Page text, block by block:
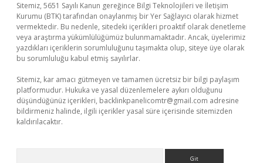
Sitemiz, 5651 Sayılı Kanun gereğince Bilgi Teknolojileri ve İletişim
Kurumu (BTK) tarafından onaylanmış bir Yer Sağlayıcı olarak hizmet
vermektedir. Bu nedenle, sitedeki içerikleri proaktif olarak denetleme
veya araştırma yükümlülüğümüz bulunmamaktadır. Ancak, üyelerimiz
yazdıkları içeriklerin sorumluluğunu taşımakta olup, siteye üye olarak
bu sorumluluğu kabul etmiş sayılırlar.
Sitemiz, kar amacı gütmeyen ve tamamen ücretsiz bir bilgi paylaşım
platformudur. Hukuka ve yasal düzenlemelere aykırı olduğunu
düşündüğünüz içerikleri, backlinkpanelicomtr@gmail.com adresine
bildirmeniz halinde, ilgili içerikler yasal süre içerisinde sitemizden
kaldırılacaktır.